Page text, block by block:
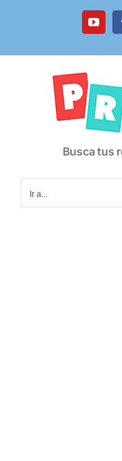
Busca tus
Ir a...